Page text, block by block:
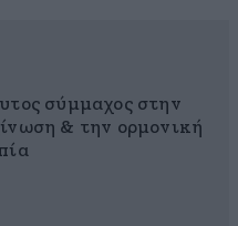
σύμμαχος στην
& την ορμονική